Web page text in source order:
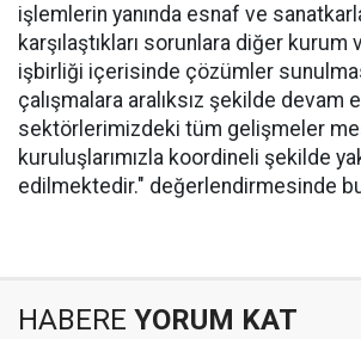
işlemlerin yanında esnaf ve
karşılaştıkları sorunlara diğer kurum
işbirliği içerisinde çözümler
çalışmalara aralıksız şekilde devam
sektörlerimizdeki tüm gelişmeler
kuruluşlarımızla koordineli şekilde
edilmektedir." değerlendirmesinde
HABERE YORUM KAT